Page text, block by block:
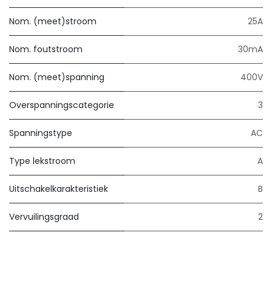
Nom. (meet)stroom 25A
Nom. foutstroom 30mA
Nom. (meet)spanning 400V
Overspanningscategorie 3
Spanningstype AC
Type lekstroom A
Uitschakelkarakteristiek B
Vervuilingsgraad 2